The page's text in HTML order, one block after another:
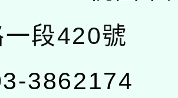
段420號
3862174